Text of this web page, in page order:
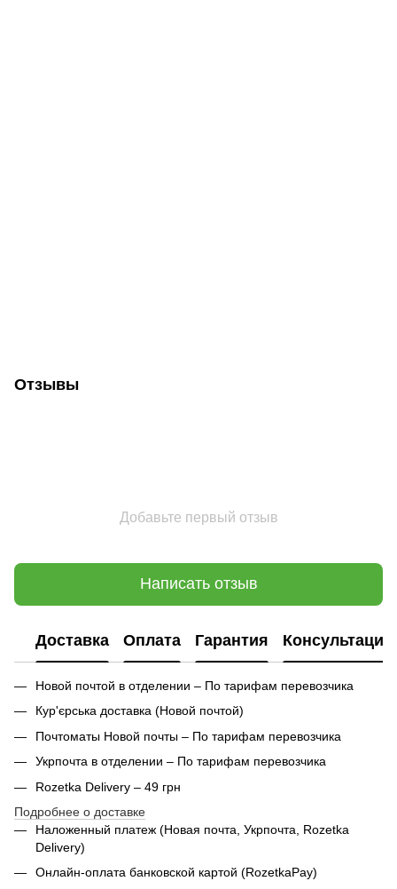
Отзывы
Добавьте первый отзыв
Написать отзыв
Доставка Оплата Гарантия Консультация
Новой почтой в отделении – По тарифам перевозчика
Кур'єрська доставка (Новой почтой)
Почтоматы Новой почты – По тарифам перевозчика
Укрпочта в отделении – По тарифам перевозчика
Rozetka Delivery – 49 грн
Подробнее о доставке
Наложенный платеж (Новая почта, Укрпочта, Rozetka
Delivery)
Онлайн-оплата банковской картой (RozetkaPay)